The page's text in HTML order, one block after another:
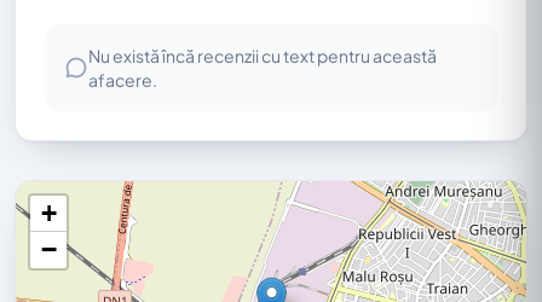
Nu există încă recenzii cu text pentru această
afacere.
+
−